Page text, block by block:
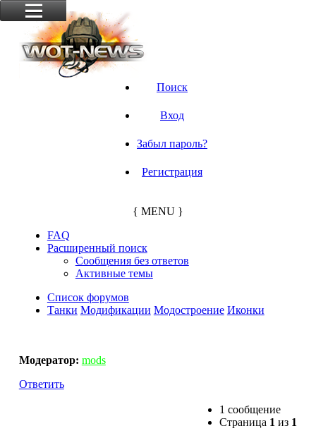
Поиск
Вход
Забыл пароль?
Регистрация
{ MENU }
FAQ
Расширенный поиск
Сообщения без ответов
Активные темы
Список форумов
Танки Модификации Модостроение Иконки
Модератор: mods
1 сообщение
Страница 1 из 1
Ответить